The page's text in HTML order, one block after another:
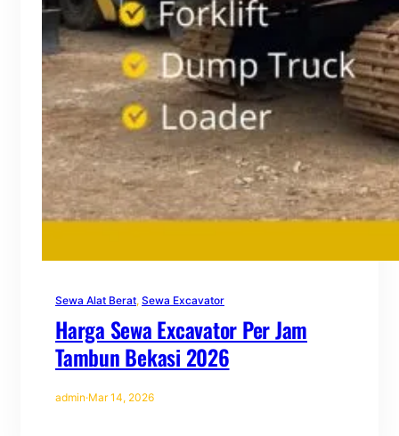
Sewa Alat Berat, Sewa Excavator
Harga Sewa Excavator Per Jam
Tambun Bekasi 2026
admin·Mar 14, 2026